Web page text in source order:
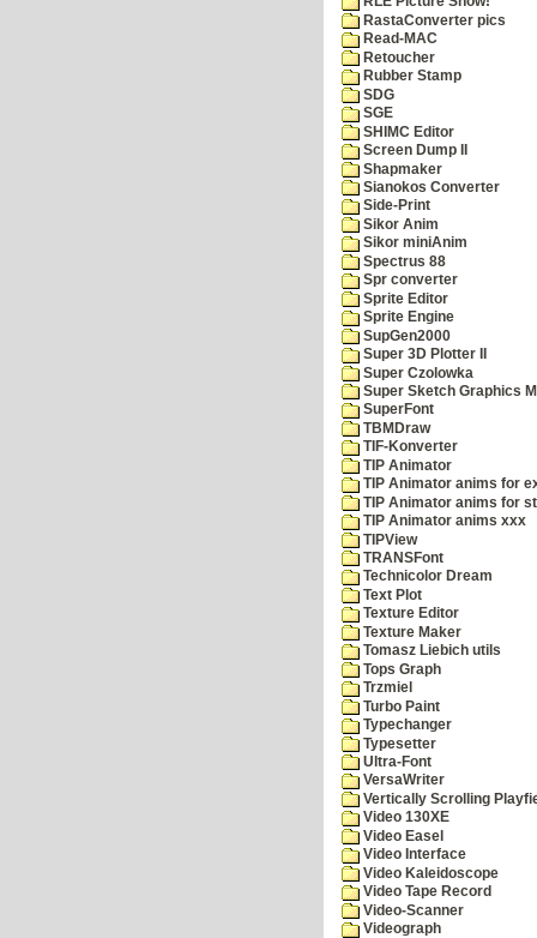
RastaConverter pics
Read-MAC
Retoucher
Rubber Stamp
SDG
SGE
SHIMC Editor
Screen Dump II
Shapmaker
Sianokos Converter
Side-Print
Sikor Anim
Sikor miniAnim
Spectrus 88
Spr converter
Sprite Editor
Sprite Engine
SupGen2000
Super 3D Plotter II
Super Czolowka
Super Sketch Graphics
SuperFont
TBMDraw
TIF-Konverter
TIP Animator
TIP Animator anims for
TIP Animator anims for
TIP Animator anims xxx
TIPView
TRANSFont
Technicolor Dream
Text Plot
Texture Editor
Texture Maker
Tomasz Liebich utils
Tops Graph
Trzmiel
Turbo Paint
Typechanger
Typesetter
Ultra-Font
VersaWriter
Vertically Scrolling
Video 130XE
Video Easel
Video Interface
Video Kaleidoscope
Video Tape Record
Video-Scanner
Videograph